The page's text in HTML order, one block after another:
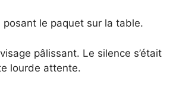
le paquet sur la table.
pâlissant. Le silence s’était
lourde attente.